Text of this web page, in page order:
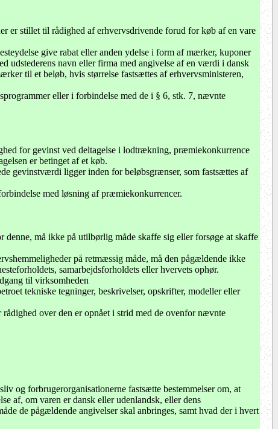
er stillet til rådighed af erhvervsdrivende forud for køb af en vare
give rabat eller anden ydelse i form af mærker, kuponer
udstederens navn eller firma med angivelse af en værdi i dansk
til et beløb, hvis størrelse fastsættes af erhvervsministeren,
eller i forbindelse med de i § 6, stk. 7, nævnte
for gevinst ved deltagelse i lodtrækning, præmiekonkurrence
er betinget af et køb.
gevinstværdi ligger inden for beløbsgrænser, som fastsættes af
med løsning af præmiekonkurrencer.
må ikke på utilbørlig måde skaffe sig eller forsøge at skaffe
på retmæssig måde, må den pågældende ikke
samarbejdsforholdets eller hvervets ophør.
til virksomheden
tekniske tegninger, beskrivelser, opskrifter, modeller eller
over den er opnået i strid med de ovenfor nævnte
og forbrugerorganisationerne fastsætte bestemmelser om, at
af, om varen er dansk eller udenlandsk, eller dens
de pågældende angivelser skal anbringes, samt hvad der i hvert